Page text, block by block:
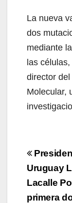
La nueva
dos
mediante
las
director
Molecular,
de
Uruguay
Lacalle
primera